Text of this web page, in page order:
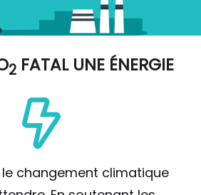
2 FATAL UNE ÉNERGIE
changement climatique